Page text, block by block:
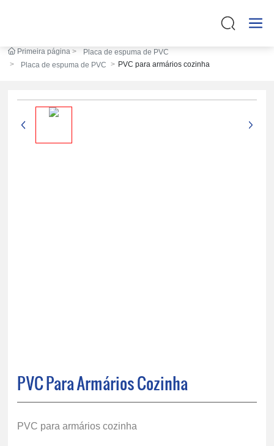
Primeira página
Placa de espuma de PVC
Placa de espuma de PVC
PVC para armários cozinha
PVC Para Armários Cozinha
PVC para armários cozinha